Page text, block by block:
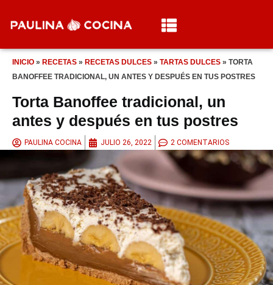
INICIO » RECETAS » RECETAS DULCES » TARTAS DULCES » TORTA
BANOFFEE TRADICIONAL, UN ANTES Y DESPUÉS EN TUS POSTRES
Torta Banoffee tradicional, un
antes y después en tus postres
PAULINA COCINA JULIO 26, 2022 2 COMENTARIOS